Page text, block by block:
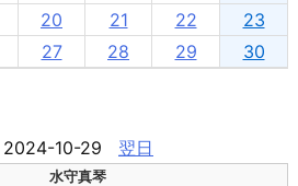
20 21 22
23
27 28 29 30
2024-10-29 翌日
水守真琴